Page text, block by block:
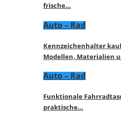
frische…
Auto – Rad
Kennzeichenhalter
Modellen, Materialien
Auto – Rad
Funktionale
praktische…